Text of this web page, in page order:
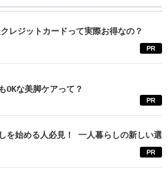
レジットカードって実際お得なの？
PR
OKな美脚ケアって？
PR
を始める人必見！ 一人暮らしの新しい選
PR